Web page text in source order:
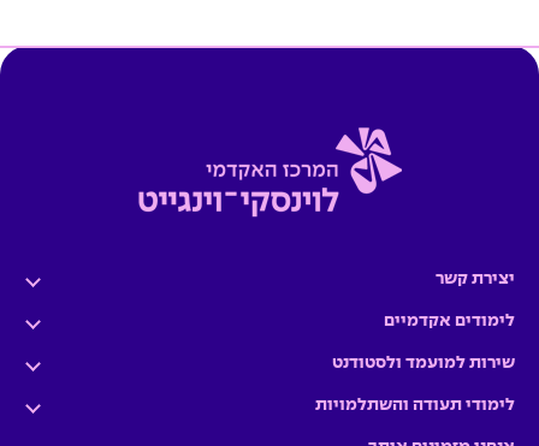
יצירת קשר
לימודים אקדמיים
שירות למועמד ולסטודנט
לימודי תעודה והשתלמויות